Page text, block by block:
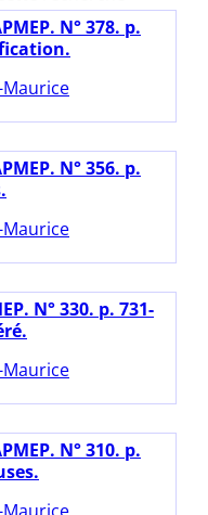
N° 378. p.
Maurice
N° 356. p.
Maurice
N° 330. p. 731-
Maurice
N° 310. p.